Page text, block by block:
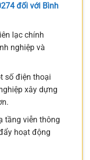
đối với Bình
lạc chính
nghiệp và
số điện thoại
xây dựng
tầng viễn thông
hoạt động